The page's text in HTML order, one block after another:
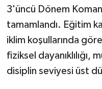
3'üncü Dönem
tamamlandı. Eğitim
iklim koşullarında
fiziksel dayanıklılığı,
disiplin seviyesi üst